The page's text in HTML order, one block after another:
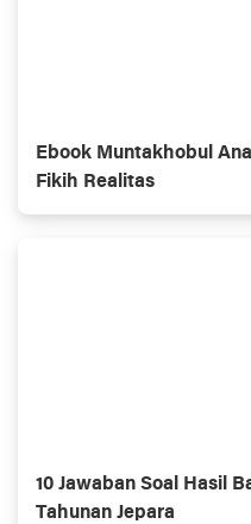
Ebook Muntakhobul
Fikih Realitas
10 Jawaban Soal Hasil
Tahunan Jepara